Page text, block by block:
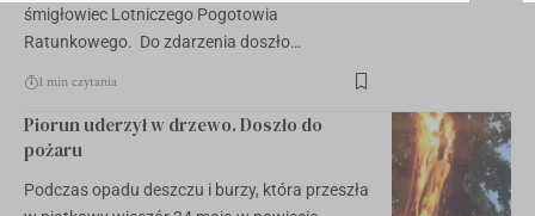
śmigłowiec Lotniczego Pogotowia
Ratunkowego. Do zdarzenia doszło…
1 min czytania
Piorun uderzył w drzewo. Doszło do
pożaru
Podczas opadu deszczu i burzy, która przeszła